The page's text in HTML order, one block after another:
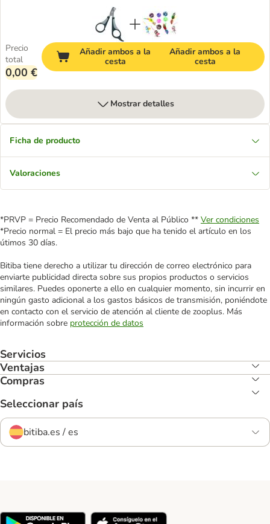
Precio
total
0,00 €
Añadir ambos a la
cesta
Añadir ambos a la
cesta
Mostrar detalles
Ficha de producto
Valoraciones
*PRVP = Precio Recomendado de Venta al Público ** Ver condiciones
*Precio normal = El precio más bajo que ha tenido el artículo en los
útimos 30 días.
Bitiba tiene derecho a utilizar tu dirección de correo electrónico para
enviarte publicidad directa sobre sus propios productos o servicios
similares. Puedes oponerte a ello en cualquier momento, sin incurrir en
ningún gasto adicional a los gastos básicos de transmisión, poniéndote
en contacto con el servicio de atención al cliente de zooplus. Más
información sobre protección de datos
Servicios
Ventajas
Compras
Seleccionar país
bitiba.es / es